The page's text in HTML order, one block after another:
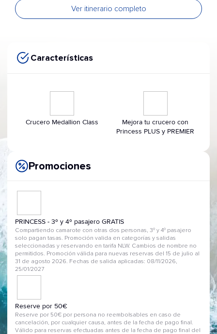
Ver itinerario completo
Características
Crucero Medallion Class
Mejora tu crucero con
Princess PLUS y PREMIER
Promociones
PRINCESS - 3º y 4º pasajero GRATIS
Compartiendo camarote con otras dos personas, 3º y 4º pasajero
solo pagan tasas. Promoción valida en categorías y salidas
seleccionadas y reservando en tarifa NLW. Cambios de nombre no
permitidos. Promoción válida para nuevas reservas del 15 de julio al
31 de agosto 2026. Fechas de salida aplicadas: 08/11/2026,
25/01/2027
Reserve por 50€
Reserve por 50€ por persona no reembolsables en caso de
cancelación, por cualquier causa, antes de la fecha de pago final.
Válido para reservas efectuadas antes de la fecha de pago final del